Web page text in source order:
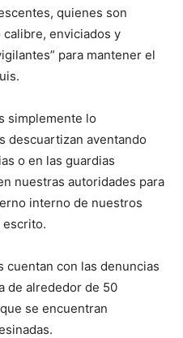
quienes son
enviciados y
para mantener el
simplemente lo
descuartizan aventando
o en las guardias
nuestras autoridades para
interno de nuestros
escrito.
cuentan con las denuncias
de alrededor de 50
se encuentran